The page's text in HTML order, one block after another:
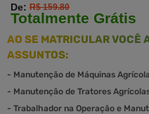
De: R$ 159.80
Totalmente Grátis
AO SE MATRICULAR VOCÊ
ASSUNTOS:
- Manutenção de Máquinas
- Manutenção de Tratores
- Trabalhador na Operação e